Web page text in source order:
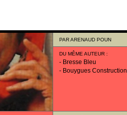
PARARENAUD POUN
DU MÊME AUTEUR :
- Bresse Bleu
- Bouygues Construction